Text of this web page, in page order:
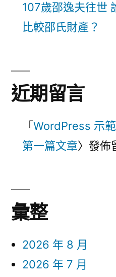
107歲邵逸夫往世
比較邵氏財產？
近期留言
「 WordPress 示
第一篇文章〉發佈
彙整
2026 年 8 月
2026 年 7 月